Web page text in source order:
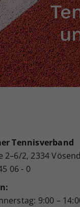
Tennisverband
2–6/2, 2334
06 - 0
9:00 –